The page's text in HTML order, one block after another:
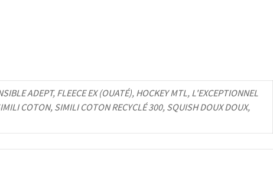
ADEPT, FLEECE EX (OUATÉ), HOCKEY MTL, L'EXCEPTIONNEL
COTON, SIMILI COTON RECYCLÉ 300, SQUISH DOUX DOUX,